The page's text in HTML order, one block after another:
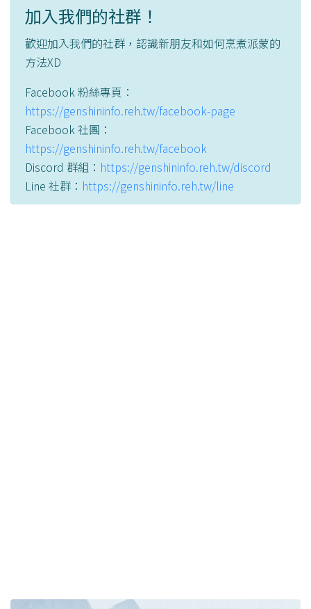
加入我們的社群！
歡迎加入我們的社群，認識新朋友和如何烹煮派蒙的
方法XD
Facebook 粉絲專頁：
https://genshininfo.reh.tw/facebook-page
Facebook 社團：
https://genshininfo.reh.tw/facebook
Discord 群組： https://genshininfo.reh.tw/discord
Line 社群： https://genshininfo.reh.tw/line